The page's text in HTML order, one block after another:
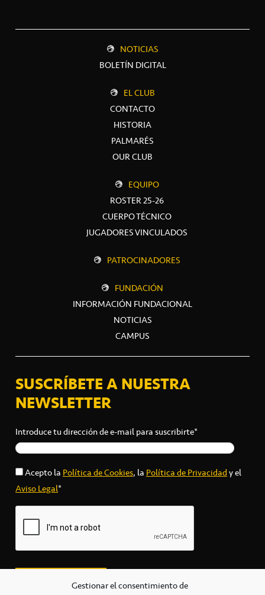
Gestionar el consentimiento de
NOTICIAS
BOLETÍN DIGITAL
EL CLUB
CONTACTO
HISTORIA
PALMARÉS
OUR CLUB
EQUIPO
ROSTER 25-26
CUERPO TÉCNICO
JUGADORES VINCULADOS
PATROCINADORES
FUNDACIÓN
INFORMACIÓN FUNDACIONAL
NOTICIAS
CAMPUS
SUSCRÍBETE A NUESTRA
NEWSLETTER
Introduce tu dirección de e-mail para suscribirte*
Acepto laPolítica de Cookies, laPolítica de Privacidady el
Aviso Legal*